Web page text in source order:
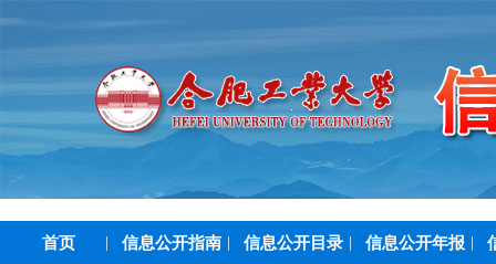
首页 信息公开指南 信息公开目录 信息公开年报